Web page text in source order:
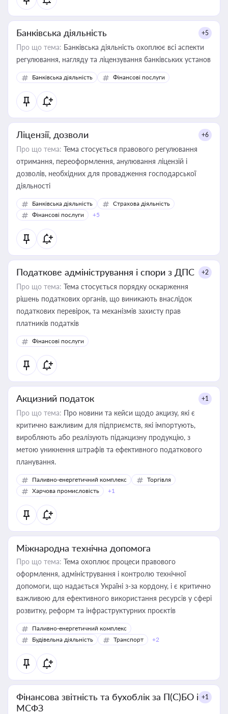
Банківська діяльність +5
Про що тема: Банківська діяльність охоплює всі аспекти
регулювання, нагляду та ліцензування банківських установ
Банківська діяльність Фінансові послуги
Ліцензії, дозволи +6
Про що тема: Тема стосується правового регулювання
отримання, переоформлення, анулювання ліцензій і
дозволів, необхідних для провадження господарської
діяльності
Банківська діяльність
Страхова діяльність
Фінансові послуги
+5
Податкове адміністрування і спори з ДПС +2
Про що тема: Тема стосується порядку оскарження
рішень податкових органів, що виникають внаслідок
податкових перевірок, та механізмів захисту прав
платників податків
Фінансові послуги
Акцизний податок +1
Про що тема: Про новини та кейси щодо акцизу, які є
критично важливим для підприємств, які імпортують,
виробляють або реалізують підакцизну продукцію, з
метою уникнення штрафів та ефективного податкового
планування.
Паливно-енергетичний комплекс
Торгівля
Харчова промисловість
+1
Міжнародна технічна допомога
Про що тема: Тема охоплює процеси правового
оформлення, адміністрування і контролю технічної
допомоги, що надається Україні з-за кордону, і є критично
важливою для ефективного використання ресурсів у сфері
розвитку, реформ та інфраструктурних проєктів
Паливно-енергетичний комплекс
Будівельна діяльність
Транспорт +2
Фінансова звітність та бухоблік за П(С)БО і
МСФЗ
+1